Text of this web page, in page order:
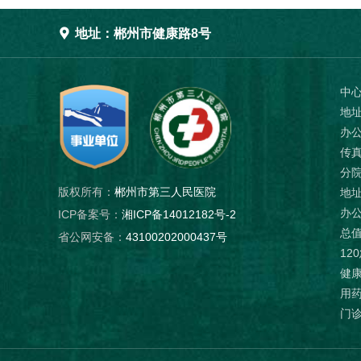
 地址：郴州市健康路8号
版权所有： 郴州市第三人民医院
ICP备案号： 湘ICP备14012182号-2
省公网安备： 43100202000437号
中
地
办
传
分
地
办
总
健
用
门